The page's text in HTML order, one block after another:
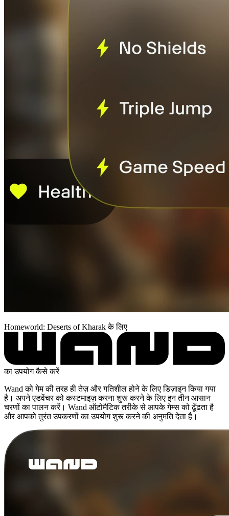
Homeworld: Deserts of Kharak के लिए
का उपयोग कैसे करें
Wand को गेम की तरह ही तेज़ और गतिशील होने के लिए डिज़ाइन किया गया
है। अपने एडवेंचर को कस्टमाइज़ करना शुरू करने के लिए इन तीन आसान
चरणों का पालन करें। Wand ऑटोमैटिक तरीके से आपके गेम्स को ढूँढता है
और आपको तुरंत उपकरणों का उपयोग शुरू करने की अनुमति देता है।